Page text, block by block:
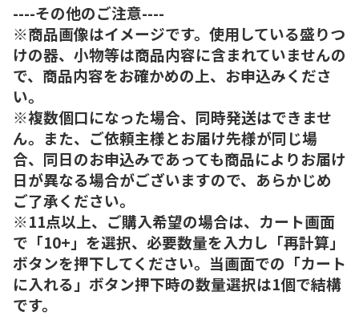
----その他のご注意----
※商品画像はイメージです。使用している盛りつ
けの器、小物等は商品内容に含まれていませんの
で、商品内容をお確かめの上、お申込みくださ
い。
※複数個口になった場合、同時発送はできませ
ん。また、ご依頼主様とお届け先様が同じ場
合、同日のお申込みであっても商品によりお届け
日が異なる場合がございますので、あらかじめ
ご了承ください。
※11点以上、ご購入希望の場合は、カート画面
で「10+」を選択、必要数量を入力し「再計算」
ボタンを押下してください。当画面での「カート
に入れる」ボタン押下時の数量選択は1個で結構
です。